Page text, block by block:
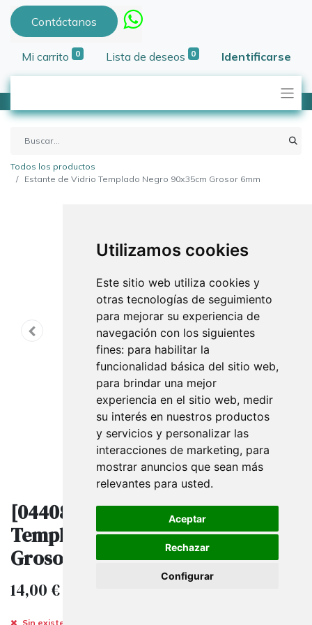
Utilizamos cookies
Este sitio web utiliza cookies y
otras tecnologías de seguimiento
para mejorar su experiencia de
navegación con los siguientes
fines: para habilitar la
funcionalidad básica del sitio web,
para brindar una mejor
experiencia en el sitio web, medir
su interés en nuestros productos
y servicios y personalizar las
interacciones de marketing, para
mostrar anuncios que sean más
relevantes para usted.
Aceptar
Rechazar
Configurar
Contáctanos
Mi carrito 0 Lista de deseos 0 Identificarse
Todos los productos
Estante de Vidrio Templado Negro 90x35cm Grosor 6mm
[044087] Estante de Vidrio
Templado Negro 90x35cm
Grosor 6mm
14,00€
Sin existencias.